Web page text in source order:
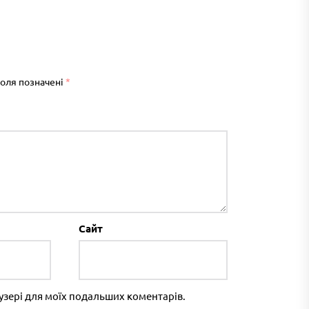
позначені *
Сайт
для моїх подальших коментарів.